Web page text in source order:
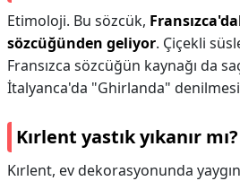
Etimoloji. Bu sözcük,
sözcüğünden geliyor. Çiçekli
Fransızca sözcüğün kaynağı da
İtalyanca'da "Ghirlanda"
Kırlent yastık yıkanır mı?
Kırlent, ev dekorasyonunda